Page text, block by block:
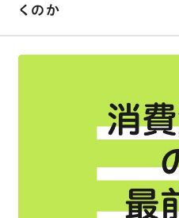
くのか